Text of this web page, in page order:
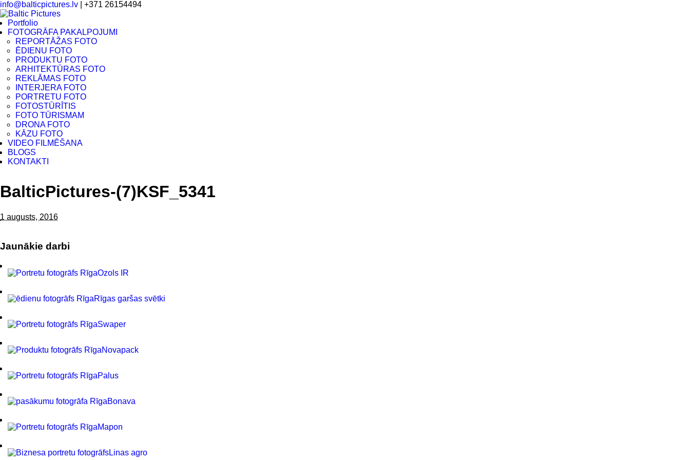
info@balticpictures.lv | +371 26154494
Portfolio
FOTOGRĀFA PAKALPOJUMI
REPORTĀŽAS FOTO
ĒDIENU FOTO
PRODUKTU FOTO
ARHITEKTŪRAS FOTO
REKLĀMAS FOTO
INTERJERA FOTO
PORTRETU FOTO
FOTOSTŪRĪTIS
FOTO TŪRISMAM
DRONA FOTO
KĀZU FOTO
VIDEO FILMĒŠANA
BLOGS
KONTAKTI
BalticPictures-(7)KSF_5341
1 augusts, 2016
Jaunākie darbi
Ozols IR
Rīgas garšas svētki
Swaper
Novapack
Palus
Bonava
Mapon
Linas agro